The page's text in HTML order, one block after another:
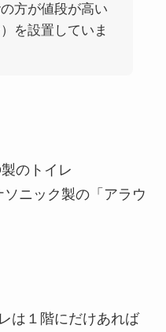
方が値段が高い
を設置していま
のトイレ
ニック製の「アラウ
は１階にだけあれば